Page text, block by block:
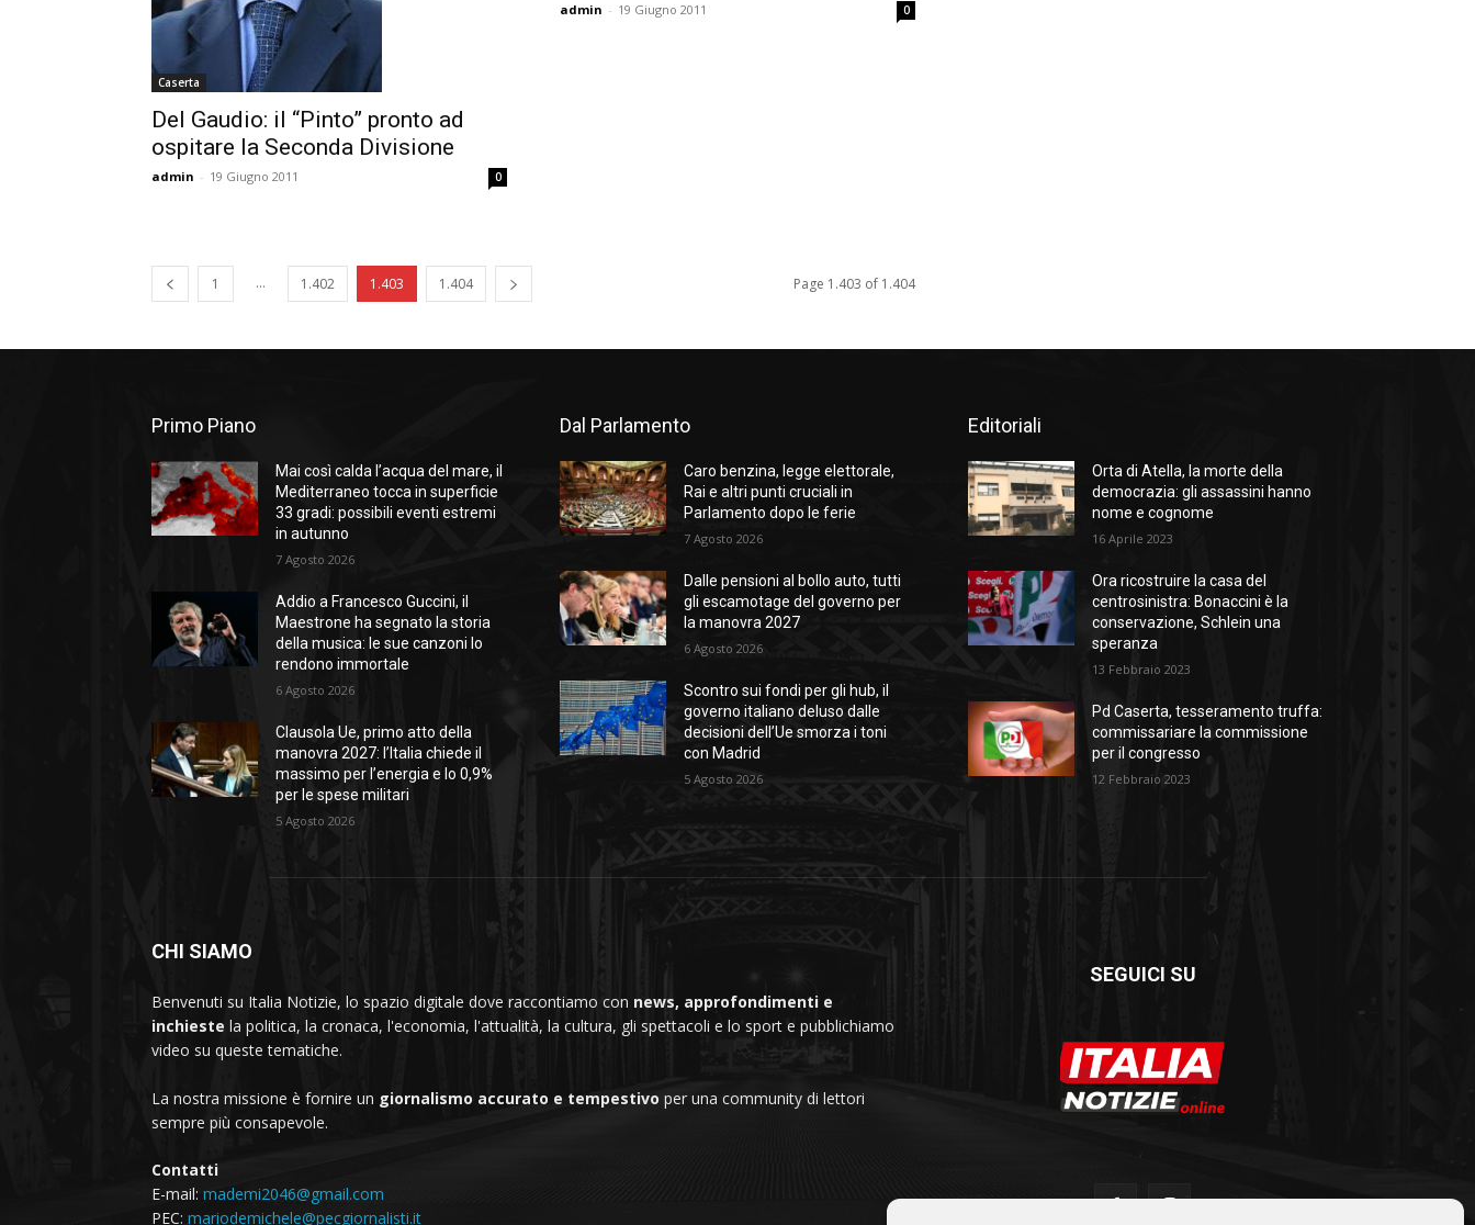
Caserta
Del Gaudio: il “Pinto” pronto ad
ospitare la Seconda Divisione
admin - 19 Giugno 2011 0
admin - 19 Giugno 2011 0
1 ... 1.402 1.403 1.404 Page 1.403 of 1.404
Primo Piano
Mai così calda l’acqua del mare, il
Mediterraneo tocca in superficie
33 gradi: possibili eventi estremi
in autunno
7 Agosto 2026
Addio a Francesco Guccini, il
Maestrone ha segnato la storia
della musica: le sue canzoni lo
rendono immortale
6 Agosto 2026
Clausola Ue, primo atto della
manovra 2027: l’Italia chiede il
massimo per l’energia e lo 0,9%
per le spese militari
5 Agosto 2026
Dal Parlamento
Caro benzina, legge elettorale,
Rai e altri punti cruciali in
Parlamento dopo le ferie
7 Agosto 2026
Dalle pensioni al bollo auto, tutti
gli escamotage del governo per
la manovra 2027
6 Agosto 2026
Scontro sui fondi per gli hub, il
governo italiano deluso dalle
decisioni dell’Ue smorza i toni
con Madrid
5 Agosto 2026
Editoriali
Orta di Atella, la morte della
democrazia: gli assassini hanno
nome e cognome
16 Aprile 2023
Ora ricostruire la casa del
centrosinistra: Bonaccini è la
conservazione, Schlein una
speranza
13 Febbraio 2023
Pd Caserta, tesseramento truffa:
commissariare la commissione
per il congresso
12 Febbraio 2023
CHI SIAMO
Benvenuti su Italia Notizie, lo spazio digitale dove raccontiamo con news, approfondimenti e
inchieste la politica, la cronaca, l'economia, l'attualità, la cultura, gli spettacoli e lo sport e pubblichiamo
video su queste tematiche.
La nostra missione è fornire un giornalismo accurato e tempestivo per una community di lettori
sempre più consapevole.
Contatti
E-mail: mademi2046@gmail.com
PEC: mariodemichele@pecgiornalisti.it
SEGUICI SU